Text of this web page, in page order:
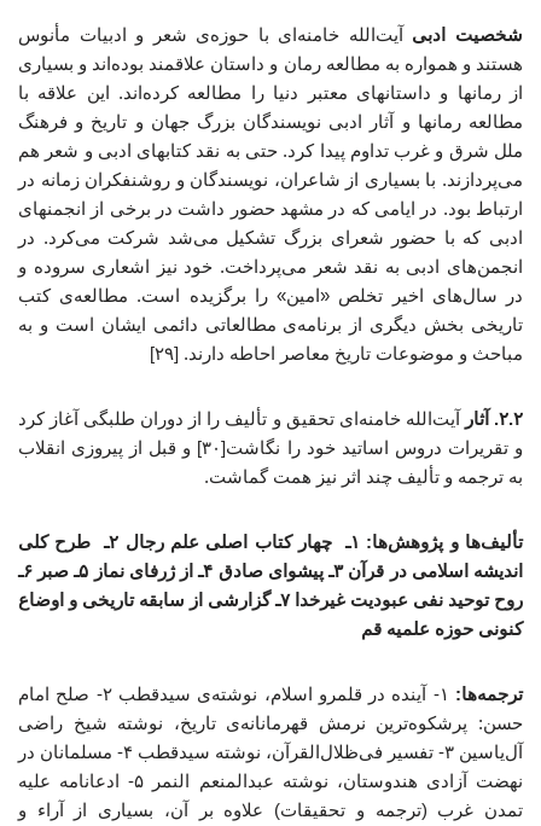
شخصیت ادبی آیت‌الله خامنه‌ای با حوزه‌ی شعر و ادبیات مأنوس
هستند و همواره به مطالعه رمان‌ و داستان علاقمند بوده‌اند و بسیاری
از رمانها و داستانهای معتبر دنیا را مطالعه کرده‌اند. این علاقه با
مطالعه رمانها و آثار ادبی نویسندگان بزرگ جهان و تاریخ و فرهنگ
ملل شرق و غرب تداوم پیدا کرد. حتی به نقد کتابهای ادبی و شعر هم
می‌پردازند. با بسیاری از شاعران، نویسندگان و روشنفکران زمانه در
ارتباط بود. در ایامی که در مشهد حضور داشت در برخی از انجمنهای
ادبی که با حضور شعرای بزرگ تشکیل می‌شد شرکت می‌کرد. در
انجمن‌های ادبی به نقد شعر می‌پرداخت. خود نیز اشعاری سروده و
در سال‌های اخیر تخلص «امین» را برگزیده است. مطالعه‌ی کتب
تاریخی بخش دیگری از برنامه‌ی مطالعاتی دائمی ایشان است و به
مباحث و موضوعات تاریخ معاصر احاطه دارند. [۲۹]
۲.۲. آثار
آیت‌الله خامنه‌ای تحقیق و تألیف را از دوران طلبگی آغاز کرد
و تقریرات دروس اساتید خود را نگاشت[۳۰] و قبل از پیروزی انقلاب
به ترجمه و تألیف چند اثر نیز همت گماشت.
تألیف‌ها و پژوهش‌ها: ۱ـ چهار کتاب اصلی علم رجال
۲ـ طرح کلی
اندیشه اسلامی در قرآن ۳ـ پیشوای صادق ۴ـ از ژرفای نماز ۵ـ صبر
۶ـ
روح توحید نفی عبودیت غیرخدا
۷ـ گزارشی از سابقه تاریخی و اوضاع
کنونی حوزه علمیه قم
ترجمه‌ها:
۱- آینده در قلمرو اسلام، نوشته‌ی سیدقطب ۲- صلح امام
حسن: پرشکوه‌ترین نرمش قهرمانانه‌ی تاریخ، نوشته شیخ راضی
آل‌یاسین ۳- تفسیر فی‌ظلال‌القرآن، نوشته سیدقطب ۴- مسلمانان در
نهضت آزادی هندوستان، نوشته عبدالمنعم النمر ۵- ادعانامه علیه
تمدن غرب (ترجمه و تحقیقات) علاوه بر آن، بسیاری از آراء و